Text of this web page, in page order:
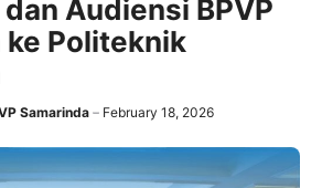
Audiensi BPVP
ke Politeknik
Samarinda February 18, 2026